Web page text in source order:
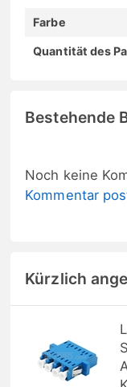
Farbe
Quantität des
Bestehende
Noch keine
Kommentar
Kürzlich